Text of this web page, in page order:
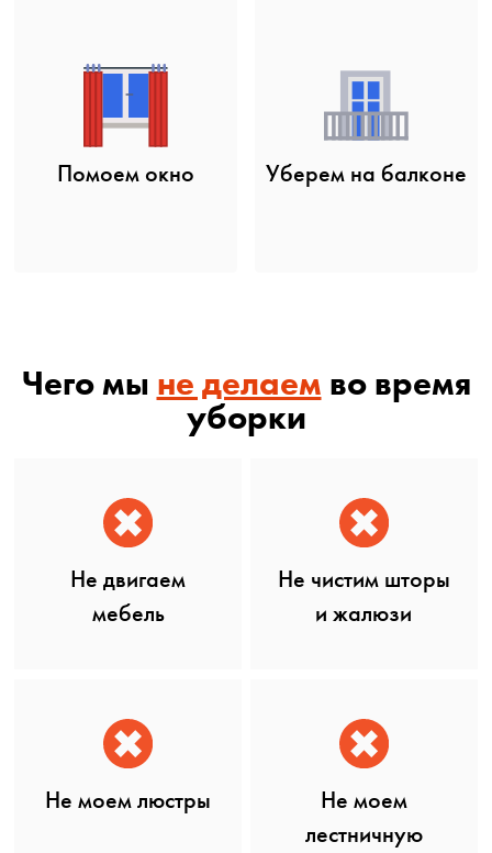
Помоем окно Уберем на балконе
Чего мы не делаем во время
уборки
Не двигаем
мебель
Не чистим шторы
и жалюзи
Не моем люстры
Не моем
лестничную